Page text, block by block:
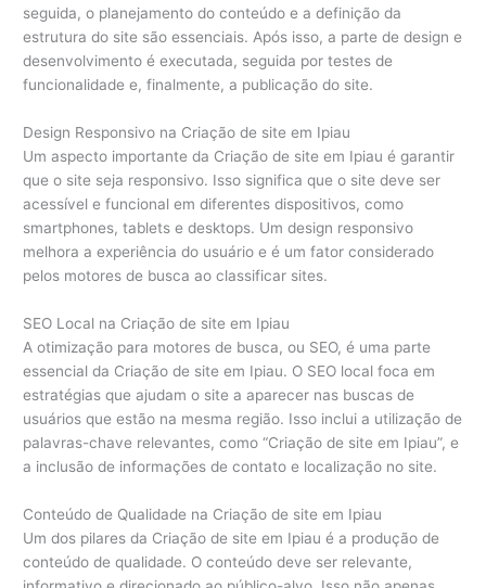
seguida, o planejamento do conteúdo e a definição da
estrutura do site são essenciais. Após isso, a parte de design e
desenvolvimento é executada, seguida por testes de
funcionalidade e, finalmente, a publicação do site.
Design Responsivo na Criação de site em Ipiau
Um aspecto importante da Criação de site em Ipiau é garantir
que o site seja responsivo. Isso significa que o site deve ser
acessível e funcional em diferentes dispositivos, como
smartphones, tablets e desktops. Um design responsivo
melhora a experiência do usuário e é um fator considerado
pelos motores de busca ao classificar sites.
SEO Local na Criação de site em Ipiau
A otimização para motores de busca, ou SEO, é uma parte
essencial da Criação de site em Ipiau. O SEO local foca em
estratégias que ajudam o site a aparecer nas buscas de
usuários que estão na mesma região. Isso inclui a utilização de
palavras-chave relevantes, como “Criação de site em Ipiau”, e
a inclusão de informações de contato e localização no site.
Conteúdo de Qualidade na Criação de site em Ipiau
Um dos pilares da Criação de site em Ipiau é a produção de
conteúdo de qualidade. O conteúdo deve ser relevante,